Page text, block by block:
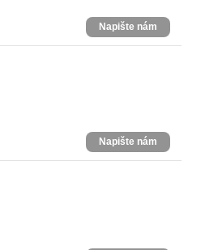
Napište nám
Napište nám